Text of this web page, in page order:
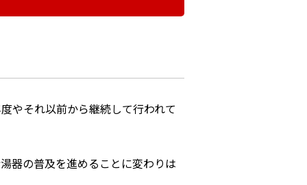
やそれ以前から継続して行われて
器の普及を進めることに変わりは